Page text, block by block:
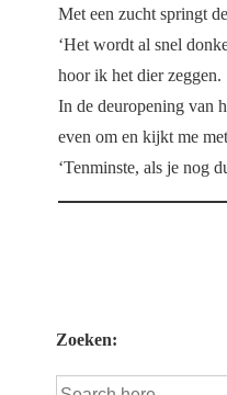
Met een zucht springt
‘Het wordt al snel
hoor ik het dier zeggen.
In de deuropening van
even om en kijkt me
‘Tenminste, als je nog
Zoeken:
Search